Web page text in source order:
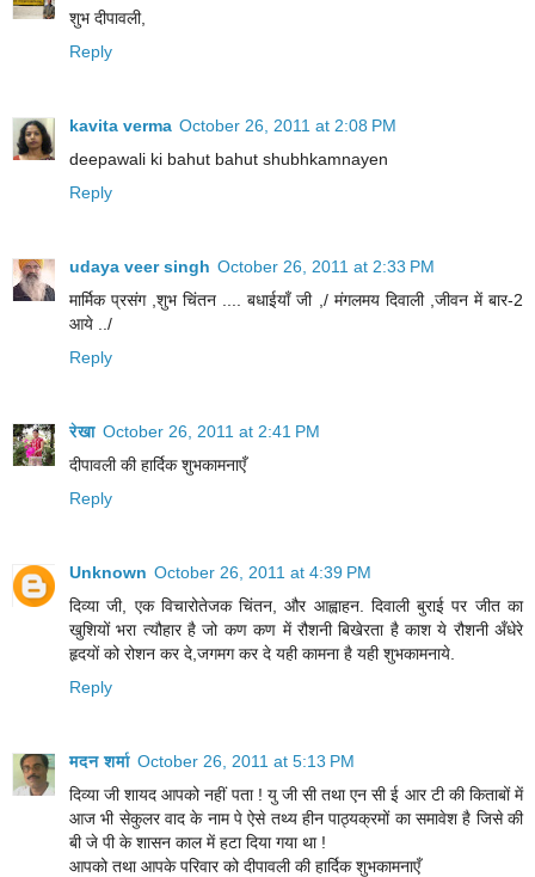
शुभ दीपावली,
Reply
kavita verma October 26, 2011 at 2:08 PM
deepawali ki bahut bahut shubhkamnayen
Reply
udaya veer singh October 26, 2011 at 2:33 PM
मार्मिक प्रसंग ,शुभ चिंतन .... बधाईयाँ जी ,/ मंगलमय दिवाली ,जीवन में बार-2
आये ../
Reply
रेखा October 26, 2011 at 2:41 PM
दीपावली की हार्दिक शुभकामनाएँ
Reply
Unknown October 26, 2011 at 4:39 PM
दिव्या जी, एक विचारोतेजक चिंतन, और आह्वाहन. दिवाली बुराई पर जीत का
खुशियों भरा त्यौहार है जो कण कण में रौशनी बिखेरता है काश ये रौशनी अँधेरे
हृदयों को रोशन कर दे,जगमग कर दे यही कामना है यही शुभकामनाये.
Reply
मदन शर्मा October 26, 2011 at 5:13 PM
दिव्या जी शायद आपको नहीं पता ! यु जी सी तथा एन सी ई आर टी की किताबों में
आज भी सेकुलर वाद के नाम पे ऐसे तथ्य हीन पाठ्यक्रमों का समावेश है जिसे की
बी जे पी के शासन काल में हटा दिया गया था !
आपको तथा आपके परिवार को दीपावली की हार्दिक शुभकामनाएँ